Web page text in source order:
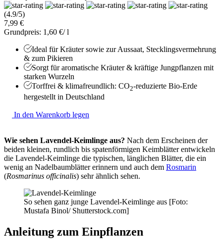
(4.9/5)
7,99 €
Grundpreis: 1,60 €/ l
Ideal für Kräuter sowie zur Aussaat, Stecklingsvermehrung
& zum Pikieren
Sorgt für aromatische Kräuter & kräftige Jungpflanzen mit
starken Wurzeln
Torffrei & klimafreundlich: CO2-reduzierte Bio-Erde
hergestellt in Deutschland
In den Warenkorb legen
Wie sehen Lavendel-Keimlinge aus? Nach dem Erscheinen der
beiden kleinen, rundlich bis spatenförmigen Keimblätter entwickeln
die Lavendel-Keimlinge die typischen, länglichen Blätter, die ein
wenig an Nadelbaumblätter erinnern und auch dem Rosmarin
(Rosmarinus officinalis) sehr ähnlich sehen.
So sehen ganz junge Lavendel-Keimlinge aus [Foto:
Mustafa Binol/ Shutterstock.com]
Anleitung zum Einpflanzen